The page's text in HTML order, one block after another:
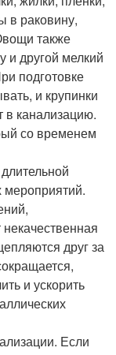
в раковину,
также
и другой мелкий
подготовке
и крупинки
в канализацию.
со временем
мероприятий.
друг за
и ускорить
Если